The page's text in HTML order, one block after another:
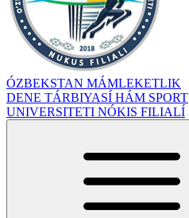
ÓZBEKSTAN MÁMLEKETLIK
DENE TÁRBIYASÍ HÁM SPORT
UNIVERSITETI NÓKIS FILIALÍ